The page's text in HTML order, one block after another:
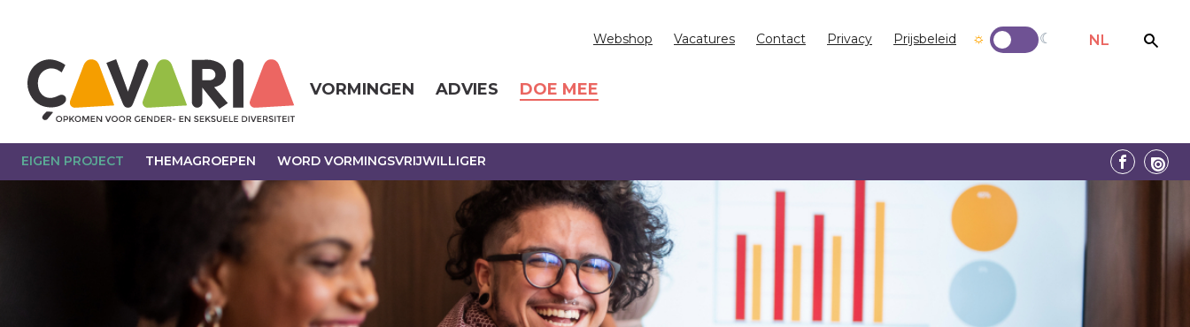
inhoud
gaan
Webshop Vacatures Contact Privacy Prijsbeleid NL
VORMINGEN ADVIES DOE MEE
EIGEN PROJECT THEMAGROEPEN WORD VORMINGSVRIJWILLIGER